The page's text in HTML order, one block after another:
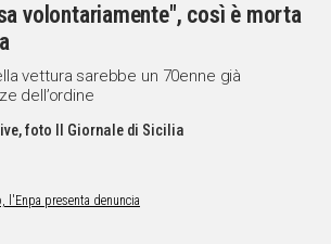
volontariamente", così è morta
vettura sarebbe un 70enne già
dell’ordine
foto Il Giornale di Sicilia